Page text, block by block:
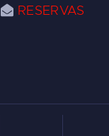
RESERVAS